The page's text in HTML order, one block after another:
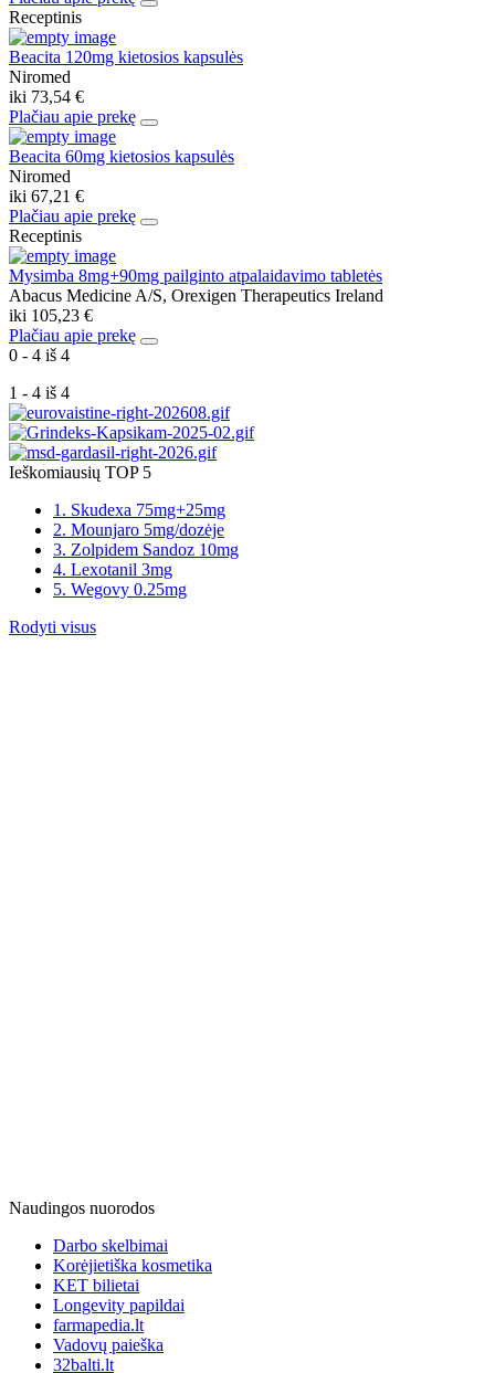
Receptinis
Beacita 120mg kietosios kapsulės
Niromed
iki 73,54 €
Plačiau apie prekę
Beacita 60mg kietosios kapsulės
Niromed
iki 67,21 €
Plačiau apie prekę
Receptinis
Mysimba 8mg+90mg pailginto atpalaidavimo tabletės
Abacus Medicine A/S, Orexigen Therapeutics Ireland
iki 105,23 €
Plačiau apie prekę
0 - 4 iš 4
1 - 4 iš 4
Ieškomiausių TOP 5
1. Skudexa 75mg+25mg
2. Mounjaro 5mg/dozėje
3. Zolpidem Sandoz 10mg
4. Lexotanil 3mg
5. Wegovy 0.25mg
Rodyti visus
Naudingos nuorodos
Darbo skelbimai
Korėjietiška kosmetika
KET bilietai
Longevity papildai
farmapedia.lt
Vadovų paieška
32balti.lt